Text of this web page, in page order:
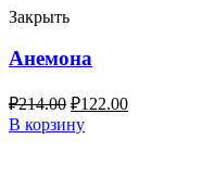
Закрыть
Анемона
₽214.00 ₽122.00
В корзину